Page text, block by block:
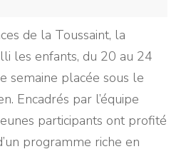
de la Toussaint, la
les enfants, du 20 au 24
semaine placée sous le
Encadrés par l’équipe
participants ont profité
programme riche en